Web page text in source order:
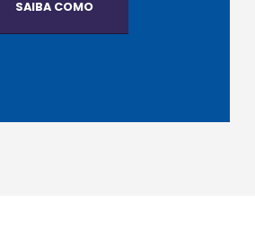
SAIBA COMO